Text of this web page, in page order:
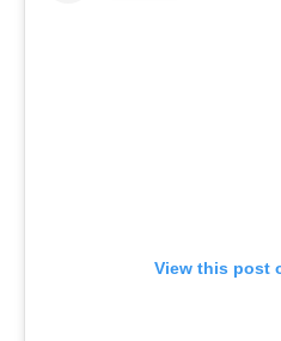
View this post